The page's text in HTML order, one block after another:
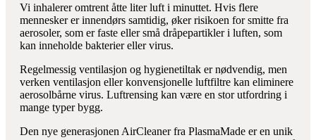
Vi inhalerer omtrent åtte liter luft i minuttet. Hvis flere
mennesker er innendørs samtidig, øker risikoen for smitte fra
aerosoler, som er faste eller små dråpepartikler i luften, som
kan inneholde bakterier eller virus.
Regelmessig ventilasjon og hygienetiltak er nødvendig, men
verken ventilasjon eller konvensjonelle luftfiltre kan eliminere
aerosolbårne virus. Luftrensing kan være en stor utfordring i
mange typer bygg.
Den nye generasjonen AirCleaner fra PlasmaMade er en unik